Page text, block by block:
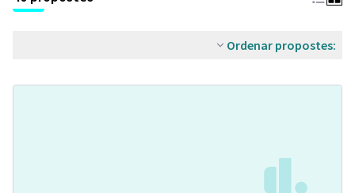
Ordenar propostes: